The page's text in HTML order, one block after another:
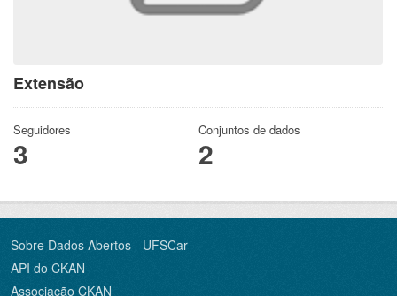
Extensão
Seguidores
3
Conjuntos de dados
2
Sobre Dados Abertos - UFSCar
API do CKAN
Associação CKAN